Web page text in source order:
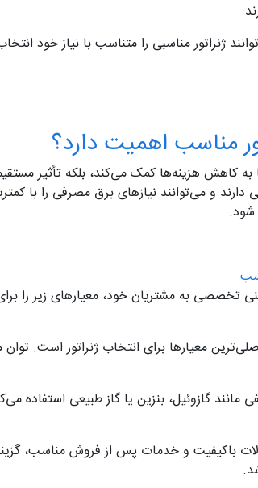
ژنراتور مناسبی را متناسب با نیاز خود
مناسب اهمیت دارد؟
کاهش هزینه‌ها کمک می‌کند، بلکه تأثیر
دارند و می‌توانند نیازهای برق مصرفی را با
شود.
تخصصی به مشتریان خود، معیارهای زیر را
معیارها برای انتخاب ژنراتور است.
مانند گازوئیل، بنزین یا گاز طبیعی استفاده
باکیفیت و خدمات پس از فروش مناسب،